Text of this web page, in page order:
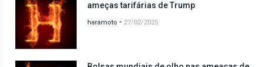
ameças tarifárias de Trump
haramoto - 27/02/2025